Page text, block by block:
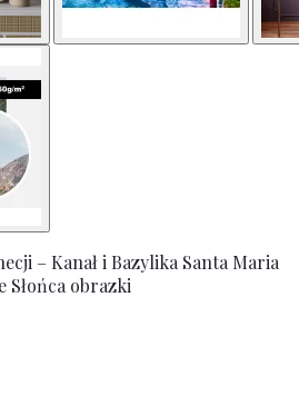
– Kanał i Bazylika Santa Maria
Słońca obrazki